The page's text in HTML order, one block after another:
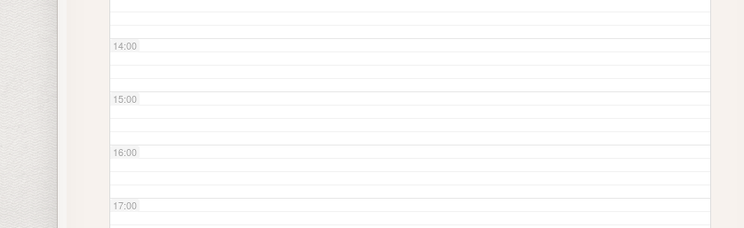
14:00
15:00
16:00
17:00